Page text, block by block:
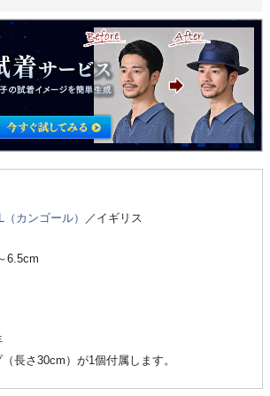
（カンゴール）
／イギリス
6.5cm
長さ30cm）が1個付属します。